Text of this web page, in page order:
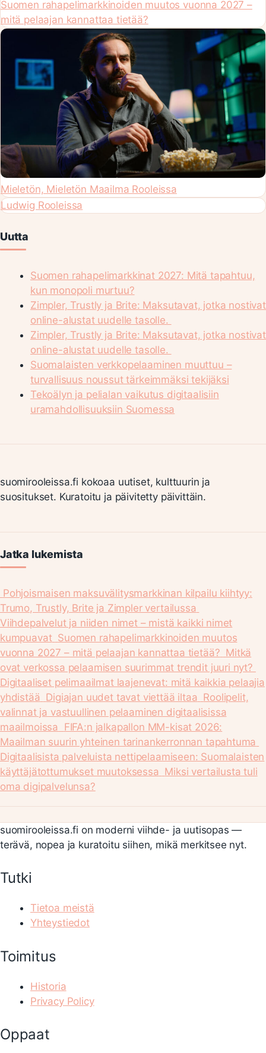
Suomen rahapelimarkkinoiden muutos vuonna 2027 –
mitä pelaajan kannattaa tietää?
Mieletön, Mieletön Maailma Rooleissa
Ludwig Rooleissa
Uutta
Suomen rahapelimarkkinat 2027: Mitä tapahtuu,
kun monopoli murtuu?
Zimpler, Trustly ja Brite: Maksutavat, jotka nostivat
online-alustat uudelle tasolle.
Zimpler, Trustly ja Brite: Maksutavat, jotka nostivat
online-alustat uudelle tasolle.
Suomalaisten verkkopelaaminen muuttuu –
turvallisuus noussut tärkeimmäksi tekijäksi
Tekoälyn ja pelialan vaikutus digitaalisiin
uramahdollisuuksiin Suomessa
suomirooleissa.fi kokoaa uutiset, kulttuurin ja
suositukset. Kuratoitu ja päivitetty päivittäin.
Jatka lukemista
Pohjoismaisen maksuvälitysmarkkinan kilpailu kiihtyy:
Trumo, Trustly, Brite ja Zimpler vertailussa
Viihdepalvelut ja niiden nimet – mistä kaikki nimet
kumpuavat Suomen rahapelimarkkinoiden muutos
vuonna 2027 – mitä pelaajan kannattaa tietää? Mitkä
ovat verkossa pelaamisen suurimmat trendit juuri nyt?
Digitaaliset pelimaailmat laajenevat: mitä kaikkia pelaajia
yhdistää Digiajan uudet tavat viettää iltaa Roolipelit,
valinnat ja vastuullinen pelaaminen digitaalisissa
maailmoissa FIFA:n jalkapallon MM-kisat 2026:
Maailman suurin yhteinen tarinankerronnan tapahtuma
Digitaalisista palveluista nettipelaamiseen: Suomalaisten
käyttäjätottumukset muutoksessa Miksi vertailusta tuli
oma digipalvelunsa?
suomirooleissa.fi on moderni viihde- ja uutisopas —
terävä, nopea ja kuratoitu siihen, mikä merkitsee nyt.
Tutki
Tietoa meistä
Yhteystiedot
Toimitus
Historia
Privacy Policy
Oppaat